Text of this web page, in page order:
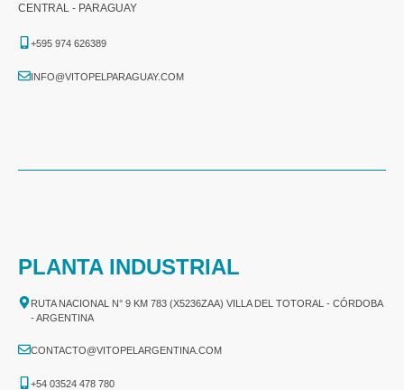
CENTRAL - PARAGUAY
+595 974 626389
INFO@VITOPELPARAGUAY.COM
PLANTA INDUSTRIAL
RUTA NACIONAL N° 9 KM 783 (X5236ZAA) VILLA DEL TOTORAL - CÓRDOBA
- ARGENTINA
CONTACTO@VITOPELARGENTINA.COM
+54 03524 478 780​